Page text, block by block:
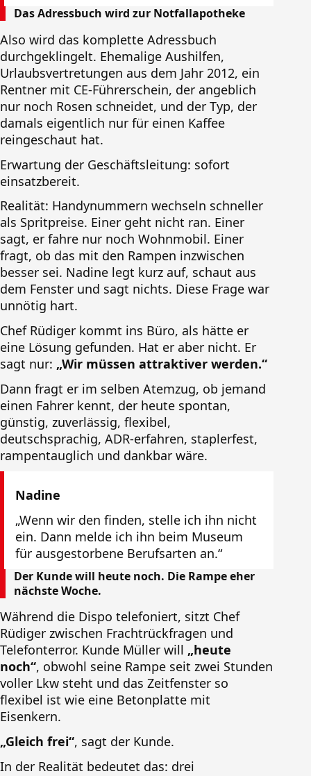
Das Adressbuch wird zur Notfallapotheke
Also wird das komplette Adressbuch
durchgeklingelt. Ehemalige Aushilfen,
Urlaubsvertretungen aus dem Jahr 2012, ein
Rentner mit CE-Führerschein, der angeblich
nur noch Rosen schneidet, und der Typ, der
damals eigentlich nur für einen Kaffee
reingeschaut hat.
Erwartung der Geschäftsleitung: sofort
einsatzbereit.
Realität: Handynummern wechseln schneller
als Spritpreise. Einer geht nicht ran. Einer
sagt, er fahre nur noch Wohnmobil. Einer
fragt, ob das mit den Rampen inzwischen
besser sei. Nadine legt kurz auf, schaut aus
dem Fenster und sagt nichts. Diese Frage war
unnötig hart.
Chef Rüdiger kommt ins Büro, als hätte er
eine Lösung gefunden. Hat er aber nicht. Er
sagt nur: „Wir müssen attraktiver werden.“
Dann fragt er im selben Atemzug, ob jemand
einen Fahrer kennt, der heute spontan,
günstig, zuverlässig, flexibel,
deutschsprachig, ADR-erfahren, staplerfest,
rampentauglich und dankbar wäre.
Nadine
„Wenn wir den finden, stelle ich ihn nicht
ein. Dann melde ich ihn beim Museum
für ausgestorbene Berufsarten an.“
Der Kunde will heute noch. Die Rampe eher
nächste Woche.
Während die Dispo telefoniert, sitzt Chef
Rüdiger zwischen Frachtrückfragen und
Telefonterror. Kunde Müller will „heute
noch“, obwohl seine Rampe seit zwei Stunden
voller Lkw steht und das Zeitfenster so
flexibel ist wie eine Betonplatte mit
Eisenkern.
„Gleich frei“, sagt der Kunde.
In der Realität bedeutet das: drei